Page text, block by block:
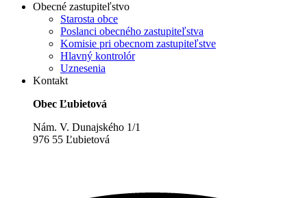
Obecné zastupiteľstvo
Starosta obce
Poslanci obecného zastupiteľstva
Komisie pri obecnom zastupiteľstve
Hlavný kontrolór
Uznesenia
Kontakt
Obec Ľubietová
Nám. V. Dunajského 1/1
976 55 Ľubietová